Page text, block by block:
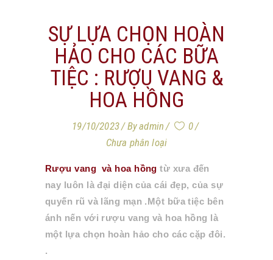
SỰ LỰA CHỌN HOÀN
HẢO CHO CÁC BỮA
TIỆC : RƯỢU VANG &
HOA HỒNG
19/10/2023 Byadmin
0
Chưa phân loại
Rượu vang và hoa hồng từ xưa đến
nay luôn là đại diện của cái đẹp, của sự
quyến rũ và lãng mạn .Một bữa tiệc bên
ánh nến với rượu vang và hoa hồng là
một lựa chọn hoàn hảo cho các cặp đôi.
.